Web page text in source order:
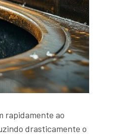
rapidamente ao
drasticamente o